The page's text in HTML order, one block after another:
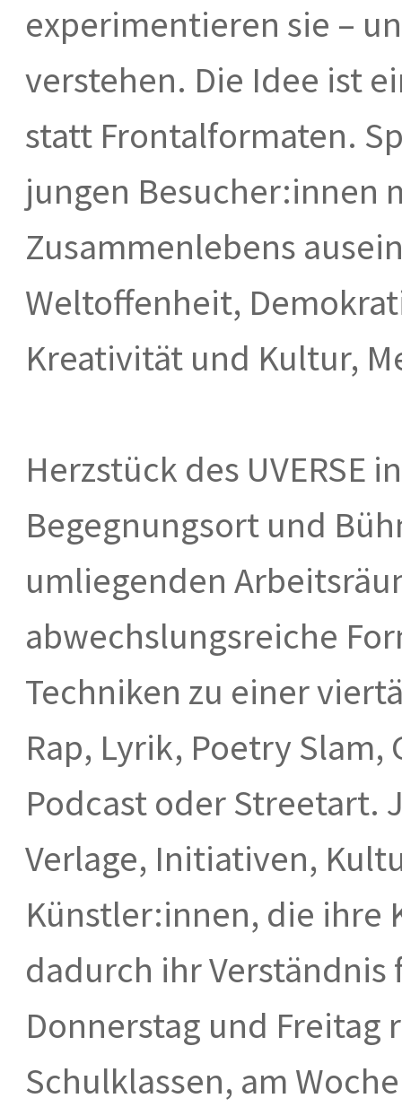
experimentieren sie –
verstehen. Die Idee ist
statt Frontalformaten.
jungen Besucher:innen
Zusammenlebens
Weltoffenheit,
Kreativität und Kultur,
Herzstück des UVERSE
Begegnungsort und
umliegenden
abwechslungsreiche
Techniken zu einer
Rap, Lyrik, Poetry Slam,
Podcast oder Streetart.
Verlage, Initiativen,
Künstler:innen, die ihre
dadurch ihr
Donnerstag und Freitag
Schulklassen, am